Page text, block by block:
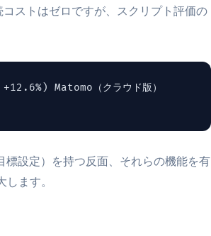
ストはゼロですが、スクリプト評価の
Matomo（クラウド版）
設定）を持つ反面、それらの機能を有
ます。